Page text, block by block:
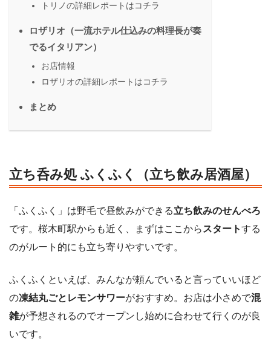
トリノの詳細レポートはコチラ
ロザリオ（一流ホテル仕込みの料理長が奏
でるイタリアン）
お店情報
ロザリオの詳細レポートはコチラ
まとめ
立ち呑み処 ふくふく（立ち飲み居酒屋）
「ふくふく」は野毛で昼飲みができる立ち飲みのせんべろ
です。桜木町駅からも近く、まずはここから スタートする
のがルート的にも立ち寄りやすいです。
ふくふくといえば、みんなが頼んでいると言っていいほど
の凍結丸ごとレモンサワーがおすすめ。お店は小さめで混
雑が予想されるのでオープンし始めに合わせて行くのが良
いです。